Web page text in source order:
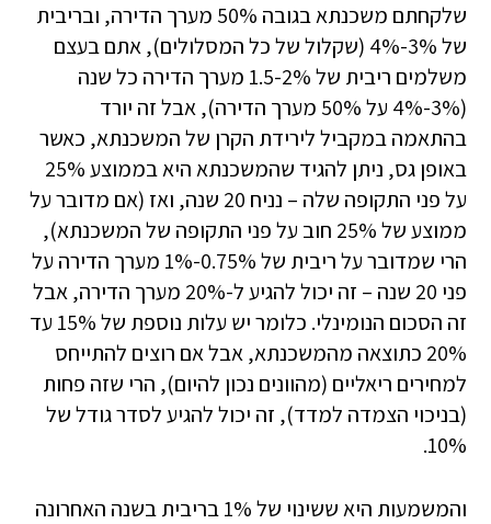
שלקחתם משכנתא בגובה 50% מערך הדירה, ובריבית
של 3%-4% (שקלול של כל המסלולים), אתם בעצם
משלמים ריבית של 1.5-2% מערך הדירה כל שנה
(3%-4% על 50% מערך הדירה), אבל זה יורד
בהתאמה במקביל לירידת הקרן של המשכנתא, כאשר
באופן גס, ניתן להגיד שהמשכנתא היא בממוצע 25%
על פני התקופה שלה – נניח 20 שנה, ואז (אם מדובר על
ממוצע של 25% חוב על פני התקופה של המשכנתא),
הרי שמדובר על ריבית של 0.75%-1% מערך הדירה על
פני 20 שנה – זה יכול להגיע ל-20% מערך הדירה, אבל
זה הסכום הנומינלי. כלומר יש עלות נוספת של 15% עד
20% כתוצאה מהמשכנתא, אבל אם רוצים להתייחס
למחירים ריאליים (מהוונים נכון להיום), הרי שזה פחות
(בניכוי הצמדה למדד), זה יכול להגיע לסדר גודל של
10%.
והמשמעות היא ששינוי של 1% בריבית בשנה האחרונה